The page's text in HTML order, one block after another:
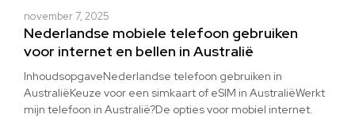
november 7, 2025
Nederlandse mobiele telefoon gebruiken
voor internet en bellen in Australië
InhoudsopgaveNederlandse telefoon gebruiken in
AustraliëKeuze voor een simkaart of eSIM in AustraliëWerkt
mijn telefoon in Australië?De opties voor mobiel internet.